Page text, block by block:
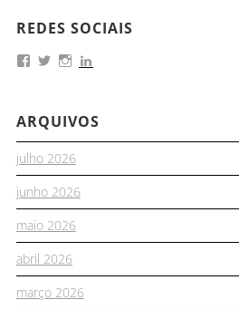
REDES SOCIAIS
ARQUIVOS
julho 2026
junho 2026
maio 2026
abril 2026
março 2026